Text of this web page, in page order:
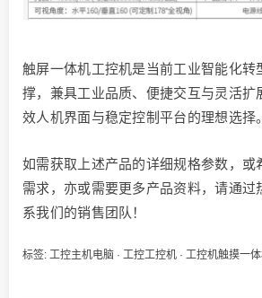
触屏一体机工控机是当前工业智能化转
撑，兼具工业品质、便捷交互与灵活扩
效人机界面与稳定控制平台的理想选择。
如需获取上述产品的详细规格参数，或
需求，亦或需要更多产品资料，请通过
系我们的销售团队！
标签: 工控主机电脑 · 工控工控机 · 工控机触摸一